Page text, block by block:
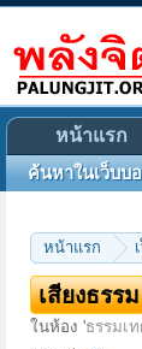
หน้าแรก
เสียงธรรม
ในห้อง 'ธรรมเ
หน้า 1 ของ 49 1
หน้าแรก
ค้นหาในเว็บบ